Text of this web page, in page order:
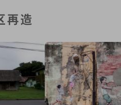
再造